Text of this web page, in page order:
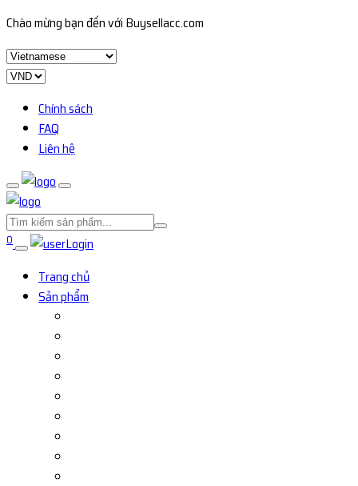
Chào mừng bạn đến với Buysellacc.com
Chính sách
FAQ
Liên hệ
0
Login
Trang chủ
Sản phẩm